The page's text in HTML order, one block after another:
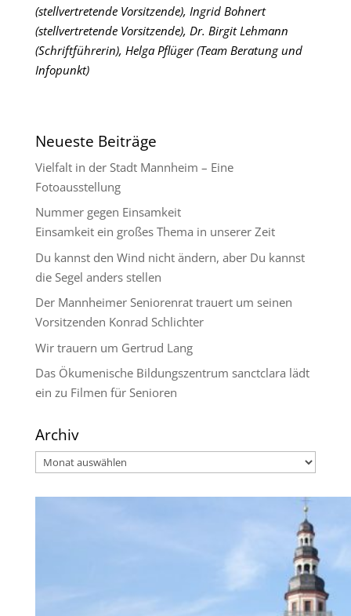
(stellvertretende Vorsitzende), Ingrid Bohnert
(stellvertretende Vorsitzende), Dr. Birgit Lehmann
(Schriftführerin), Helga Pflüger (Team Beratung und
Infopunkt)
Neueste Beiträge
Vielfalt in der Stadt Mannheim – Eine
Fotoausstellung
Nummer gegen Einsamkeit
Einsamkeit ein großes Thema in unserer Zeit
Du kannst den Wind nicht ändern, aber Du kannst
die Segel anders stellen
Der Mannheimer Seniorenrat trauert um seinen
Vorsitzenden Konrad Schlichter
Wir trauern um Gertrud Lang
Das Ökumenische Bildungszentrum sanctclara lädt
ein zu Filmen für Senioren
Archiv
Archiv